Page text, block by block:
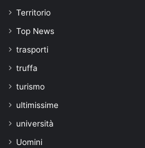
Territorio
Top News
trasporti
truffa
turismo
ultimissime
università
Uomini